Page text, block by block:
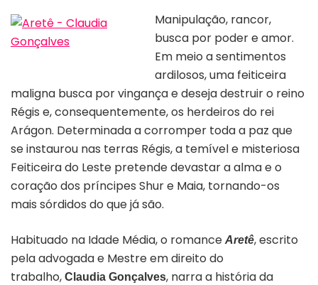
Manipulação, rancor,
busca por poder e amor.
Em meio a sentimentos
ardilosos, uma feiticeira
maligna busca por vingança e deseja destruir o reino
Régis e, consequentemente, os herdeiros do rei
Arágon. Determinada a corromper toda a paz que
se instaurou nas terras Régis, a temível e misteriosa
Feiticeira do Leste pretende devastar a alma e o
coração dos príncipes Shur e Maia, tornando-os
mais sórdidos do que já são.
Habituado na Idade Média, o romance Aretê, escrito
pela advogada e Mestre em direito do
trabalho, Claudia Gonçalves, narra a história da